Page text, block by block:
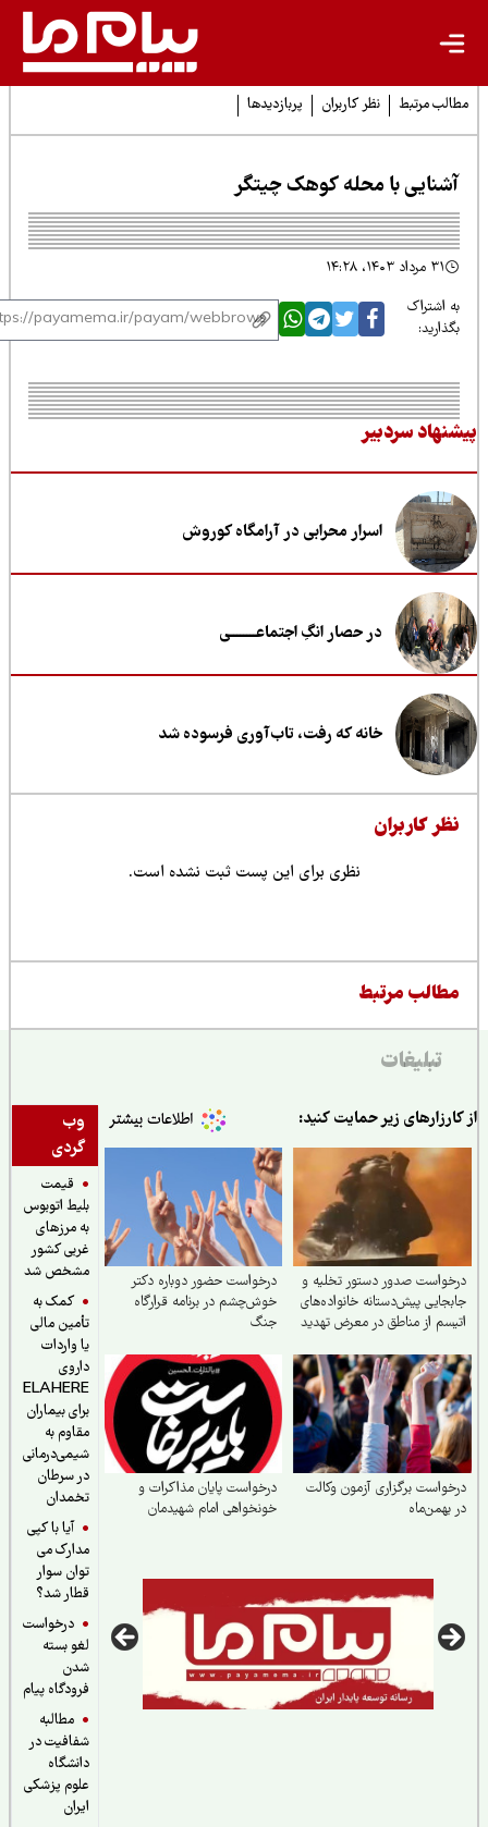
مرتبط نظر کاربران پربازدیدها
با محله کوهک چیتگر
اشتراک
سردبیر
اسرار محرابی در آرامگاه کوروش
در حصار انگِ اجتماعــــــــی
خانه که رفت، تاب‌آوری فرسوده شد
کاربران
نظری برای این پست ثبت نشده است.
مرتبط
تبلیغات
وب
گردی
قیمت
بلیط اتوبوس
به مرزهای
غربی کشور
مشخص شد
کمک به
تأمین مالی
یا واردات
داروی
ELAHERE
برای بیماران
مقاوم به
شیمی‌درمانی
در سرطان
تخمدان
آیا با کپی
مدارک می
توان سوار
قطار شد؟
درخواست
لغو بسته
فرودگاه پیام
مطالبه
شفافیت در
دانشگاه
علوم پزشکی
زیر حمایت کنید:
صدور دستور تخلیه و
پیش‌دستانه خانواده‌های
از مناطق در معرض تهدید
درخواست حضور دوباره دکتر
خوش‌چشم در برنامه قرارگاه
جنگ
برگزاری آزمون وکالت
درخواست پایان مذاکرات و
خونخواهی امام شهیدمان